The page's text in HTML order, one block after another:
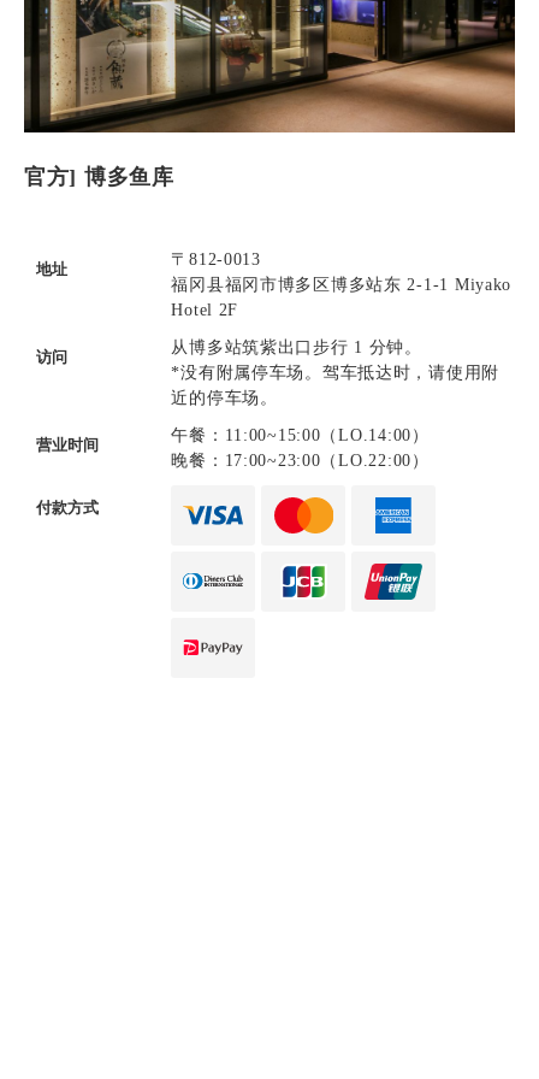
官方] 博多鱼库
地址
〒812-0013
福冈县福冈市博多区博多站东 2-1-1 Miyako
Hotel 2F
访问
从博多站筑紫出口步行 1 分钟。
*没有附属停车场。驾车抵达时，请使用附
近的停车场。
营业时间
午餐：11:00~15:00（LO.14:00）
晚餐：17:00~23:00（LO.22:00）
付款方式